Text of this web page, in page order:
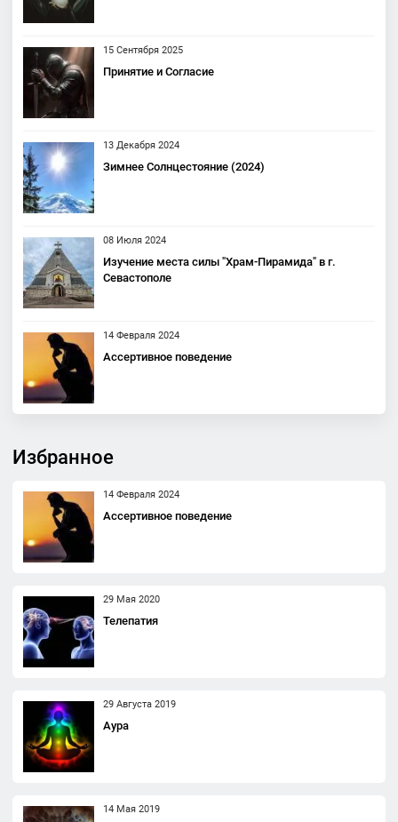
15 Сентября 2025
Принятие и Согласие
13 Декабря 2024
Зимнее Солнцестояние (2024)
08 Июля 2024
Изучение места силы "Храм-Пирамида" в г.
Севастополе
14 Февраля 2024
Ассертивное поведение
Избранное
14 Февраля 2024
Ассертивное поведение
29 Мая 2020
Телепатия
29 Августа 2019
Аура
14 Мая 2019